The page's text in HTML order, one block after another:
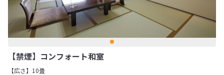
【禁煙】コンフォート和室
【広さ】10畳